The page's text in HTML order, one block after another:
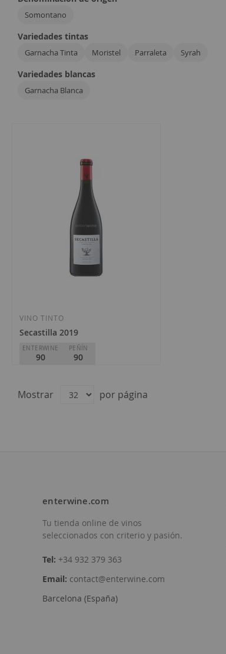
Somontano
Variedades tintas
Garnacha Tinta Moristel Parraleta Syrah
Variedades blancas
Garnacha Blanca
VINO TINTO
Secastilla 2019
ENTERWINE
90
PEÑÍN
90
D.O. Somontano
Añadir
la
Lista
Mostrar por página
enterwine.com
Tu tienda online de vinos
seleccionados con criterio y pasión.
Tel: +34 932 379 363
Email: contact@enterwine.com
Barcelona (España)